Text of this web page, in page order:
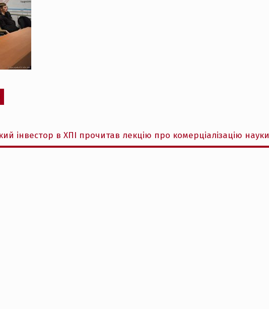
інвестор в ХПІ прочитав лекцію про комерціалізацію науки